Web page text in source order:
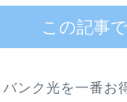
この記事
バンク光を一番お